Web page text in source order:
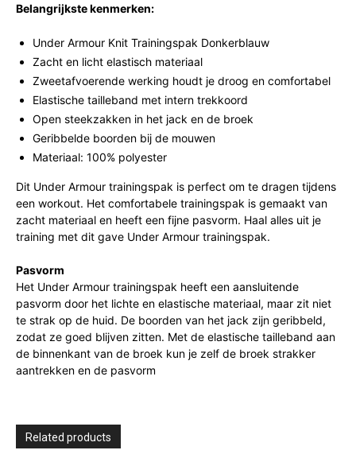
Belangrijkste kenmerken:
Under Armour Knit Trainingspak Donkerblauw
Zacht en licht elastisch materiaal
Zweetafvoerende werking houdt je droog en comfortabel
Elastische tailleband met intern trekkoord
Open steekzakken in het jack en de broek
Geribbelde boorden bij de mouwen
Materiaal: 100% polyester
Dit Under Armour trainingspak is perfect om te dragen tijdens
een workout. Het comfortabele trainingspak is gemaakt van
zacht materiaal en heeft een fijne pasvorm. Haal alles uit je
training met dit gave Under Armour trainingspak.
Pasvorm
Het Under Armour trainingspak heeft een aansluitende
pasvorm door het lichte en elastische materiaal, maar zit niet
te strak op de huid. De boorden van het jack zijn geribbeld,
zodat ze goed blijven zitten. Met de elastische tailleband aan
de binnenkant van de broek kun je zelf de broek strakker
aantrekken en de pasvorm
Related products